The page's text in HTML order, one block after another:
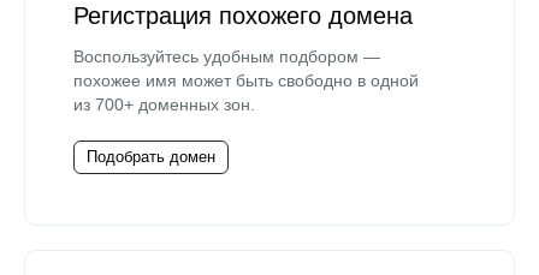
Регистрация похожего домена
Воспользуйтесь удобным подбором —
похожее имя может быть свободно в одной
из 700+ доменных зон.
Подобрать домен